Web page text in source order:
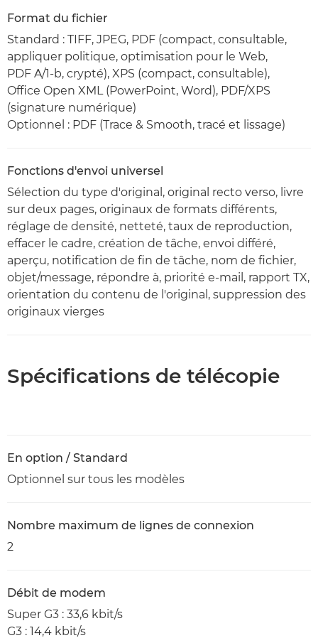
Format du fichier
Standard : TIFF, JPEG, PDF (compact, consultable,
appliquer politique, optimisation pour le Web,
PDF A/1-b, crypté), XPS (compact, consultable),
Office Open XML (PowerPoint, Word), PDF/XPS
(signature numérique)
Optionnel : PDF (Trace & Smooth, tracé et lissage)
Fonctions d'envoi universel
Sélection du type d'original, original recto verso, livre
sur deux pages, originaux de formats différents,
réglage de densité, netteté, taux de reproduction,
effacer le cadre, création de tâche, envoi différé,
aperçu, notification de fin de tâche, nom de fichier,
objet/message, répondre à, priorité e-mail, rapport TX,
orientation du contenu de l'original, suppression des
originaux vierges
Spécifications de télécopie
En option / Standard
Optionnel sur tous les modèles
Nombre maximum de lignes de connexion
2
Débit de modem
Super G3 : 33,6 kbit/s
G3 : 14,4 kbit/s